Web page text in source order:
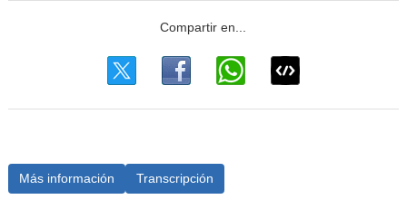
Más información Transcripción